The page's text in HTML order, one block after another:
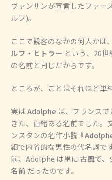
ヴァンサンが宣言したファー
ルフ)。
ここで観客のなかの何人かは
ルフ・ヒトラー という、20
の名前と同じだからです。
ところが、ことはそれほど単
実はAdolphe は、フランス
きた、由緒ある名前でした。
ンスタンの名作小説『
細で内省的な男性の代名詞で
前、Adolphe は単に古風で、
名前 だったのです。